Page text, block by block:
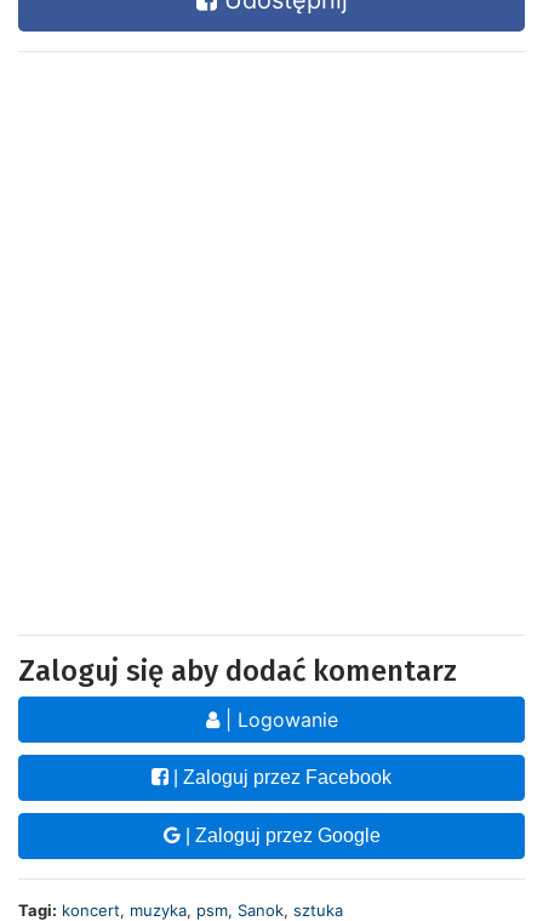
Zaloguj się aby dodać komentarz
| Logowanie
| Zaloguj przez Facebook
| Zaloguj przez Google
Tagi: koncert, muzyka, psm, Sanok, sztuka